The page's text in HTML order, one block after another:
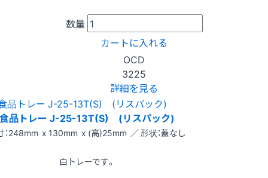
数量
カートに入れる
OCD
3225
詳細を見る
食品トレー J-25-13T(S) (リスパック)
：248mm x 130mm x (高)25mm ／ 形状：蓋なし
白トレーです。